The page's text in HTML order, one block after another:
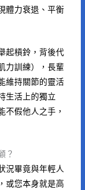
體力衰退、平衡
起槓鈴，背後代
力訓練），長輩
維持關節的靈活
生活上的獨立
不假他人之手，
？
況畢竟與年輕人
或您本身就是高